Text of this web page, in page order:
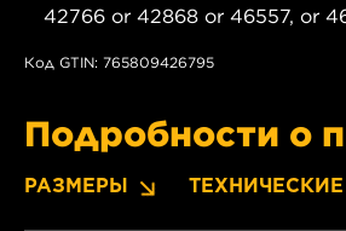
42766 or 42868 or 46557, or
Код GTIN: 765809426795
Подробности о
РАЗМЕРЫ